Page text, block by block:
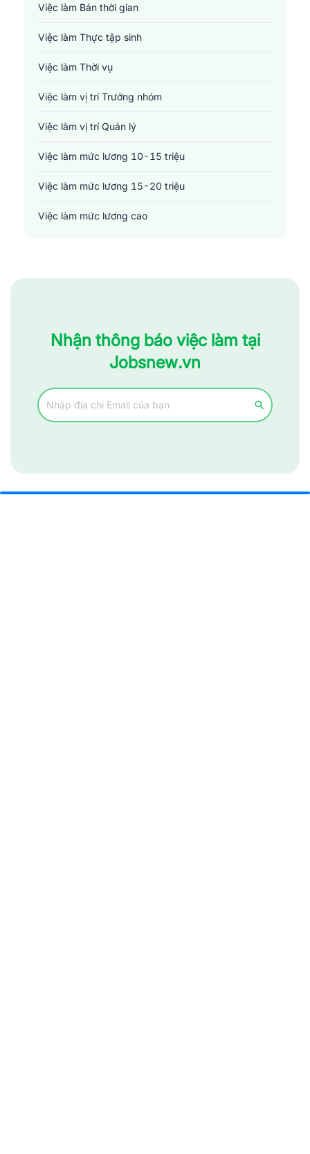
Y tế - Chăm sóc sức khỏe
Việc làm Bán thời gian
Việc làm Thực tập sinh
Việc làm Thời vụ
Việc làm vị trí Trưởng nhóm
Việc làm vị trí Quản lý
Việc làm mức lương 10-15 triệu
Việc làm mức lương 15-20 triệu
Việc làm mức lương cao
Nhận thông báo việc làm tại
Jobsnew.vn